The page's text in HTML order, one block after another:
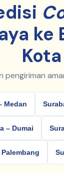
ke
Kota
pengiriman
Medan
– Dumai